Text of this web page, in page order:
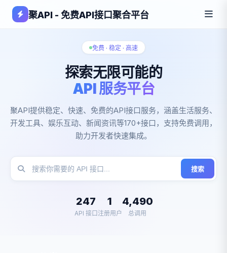
聚API - 免费API接口聚合平台
免费 · 稳定 · 高速
探索无限可能的
API 服务平台
聚API提供稳定、快速、免费的API接口服务，涵盖生活服务、
开发工具、娱乐互动、新闻资讯等170+接口，支持免费调用，
助力开发者快速集成。
搜索
247
API 接口
1
注册用户
4,490
总调用